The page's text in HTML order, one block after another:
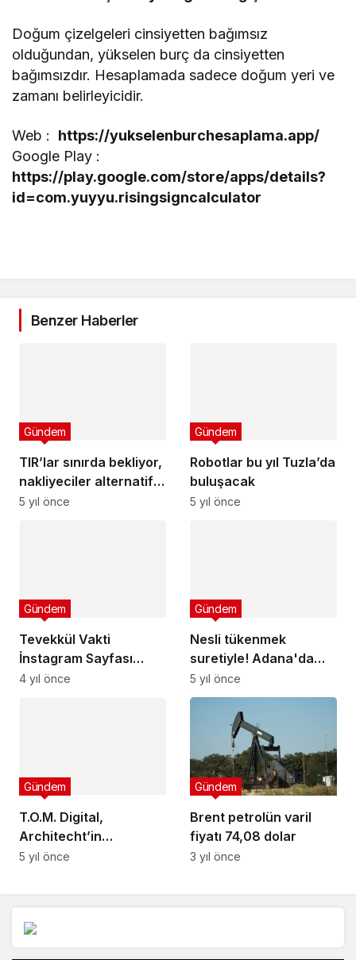
Doğum çizelgeleri cinsiyetten bağımsız
olduğundan, yükselen burç da cinsiyetten
bağımsızdır. Hesaplamada sadece doğum yeri ve
zamanı belirleyicidir.
Web : https://yukselenburchesaplama.app/
Google Play :
https://play.google.com/store/apps/details?
id=com.yuyyu.risingsigncalculator
Benzer Haberler
5 yıl önce 5 yıl önce
Tevekkül Vakti
İnstagram Sayfası
Kimin? @tevekkulvakti
Gündem
Nesli tükenmek
Gündem
T.O.M. Digital,
Architecht’in
geliştirdiği finansman
modülünü A101’lerden
başlayarak
5 yıl önce
Brent petrolün varil
fiyatı 74,08 dolar
Gündem
3 yıl önce
Arama: